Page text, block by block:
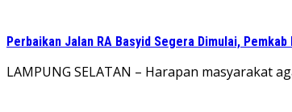
Perbaikan Jalan RA Basyid Segera Dimulai,
LAMPUNG SELATAN – Harapan masyarakat